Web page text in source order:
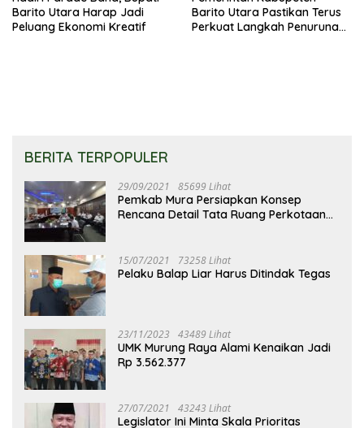
Barito Utara Harap Jadi
Peluang Ekonomi Kreatif
Barito Utara Pastikan Terus
Perkuat Langkah Penurunan
BERITA TERPOPULER
29/09/2021 85699 Lihat
Pemkab Mura Persiapkan Konsep
Rencana Detail Tata Ruang Perkotaan
15/07/2021 73258 Lihat
Pelaku Balap Liar Harus Ditindak Tegas
23/11/2023 43489 Lihat
UMK Murung Raya Alami Kenaikan Jadi
Rp 3.562.377
27/07/2021 43243 Lihat
Legislator Ini Minta Skala Prioritas